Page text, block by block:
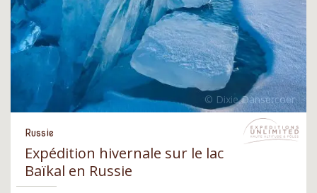
Russie
Expédition hivernale sur le lac
Baïkal en Russie